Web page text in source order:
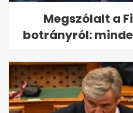
Megszólalt a
botrányról: